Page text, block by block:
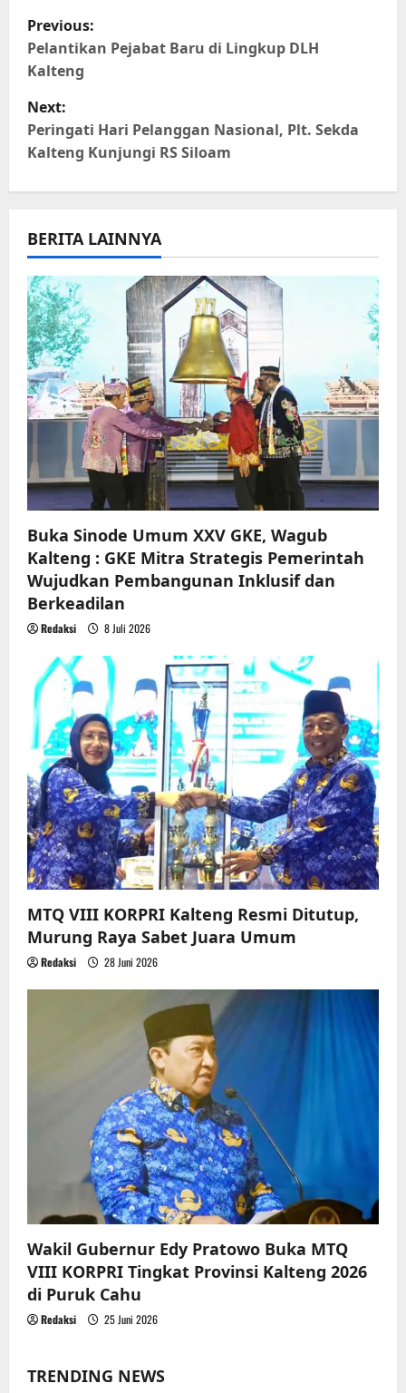
P
o
s
t
v
i
g
a
t
i
o
n
Previous:
Pelantikan Pejabat Baru di Lingkup DLH
Kalteng
Next:
Peringati Hari Pelanggan Nasional, Plt. Sekda
Kalteng Kunjungi RS Siloam
BERITA LAINNYA
Buka Sinode Umum XXV GKE, Wagub
Kalteng : GKE Mitra Strategis Pemerintah
Wujudkan Pembangunan Inklusif dan
Berkeadilan
Redaksi 8 Juli 2026
MTQ VIII KORPRI Kalteng Resmi Ditutup,
Murung Raya Sabet Juara Umum
Redaksi 28 Juni 2026
Wakil Gubernur Edy Pratowo Buka MTQ
VIII KORPRI Tingkat Provinsi Kalteng 2026
di Puruk Cahu
Redaksi 25 Juni 2026
TRENDING NEWS